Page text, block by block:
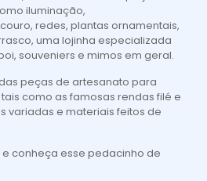
iluminação,
redes, plantas ornamentais,
uma lojinha especializada
souveniers e mimos em geral.
peças de artesanato para
como as famosas rendas filé e
variadas e materiais feitos de
conheça esse pedacinho de